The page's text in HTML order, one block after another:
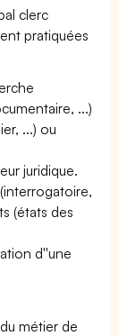
clerc
pratiquées
...)
...) ou
juridique.
(états des
d''une
métier de